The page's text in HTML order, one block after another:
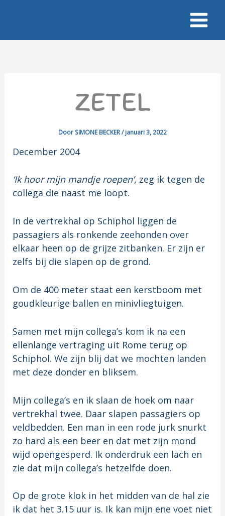
ZETEL
Door SIMONE BECKER/januari 3, 2022
December 2004
‘Ik hoor mijn mandje roepen’, zeg ik tegen de
collega die naast me loopt.
In de vertrekhal op Schiphol liggen de
passagiers als ronkende zeehonden over
elkaar heen op de grijze zitbanken. Er zijn er
zelfs bij die slapen op de grond.
Om de 400 meter staat een kerstboom met
goudkleurige ballen en minivliegtuigen.
Samen met mijn collega’s kom ik na een
ellenlange vertraging uit Rome terug op
Schiphol. We zijn blij dat we mochten landen
met deze donder en bliksem.
Mijn collega’s en ik slaan de hoek om naar
vertrekhal twee. Daar slapen passagiers op
veldbedden. Een man in een rode jurk snurkt
zo hard als een beer en dat met zijn mond
wijd opengesperd. Ik onderdruk een lach en
zie dat mijn collega’s hetzelfde doen.
Op de grote klok in het midden van de hal zie
ik dat het 3.15 uur is. Ik kan mijn ene voet niet